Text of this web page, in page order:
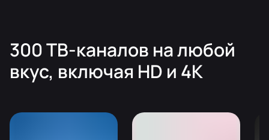
300 ТВ-каналов на любой
вкуc, включая HD и 4K